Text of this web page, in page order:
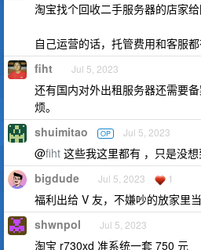
淘宝找个回收二手服务器的店家给
自己运营的话，托管费用和客服都
fiht Jul 5, 2023
还有国内对外出租服务器还需要
烦。
shuimitao OP Jul 5, 2023
@fiht 这些我这里都有 ，只是没
bigdude Jul 5, 2023 1
福利出给 V 友，不嫌吵的放家里
shwnpol Jul 5, 2023
淘宝 r730xd 准系统一套 750 元